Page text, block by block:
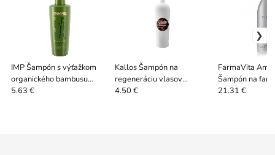
IMP Šampón s výťažkom
organického bambusu
250ml
5.63 €
Kallos Šampón na
regeneráciu vlasov
CHOCOLATE 1000ml
4.50 €
FarmaVita
Šampón na
1000ml
21.31 €